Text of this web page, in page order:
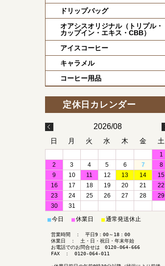
ドリップバッグ
オアシスオリジナル（トリプル・
カップイン・エキス・CBB）
アイスコーヒー
キャラメル
コーヒー用品
2026/08
日 月 火 水 木 金 土
1
2
3 4 5 6 7
8
9
10 11 12 13 14
15
16
17 18 19 20 21
22
23
24 25 26 27 28
29
30
31
■今日 ■休業日 ■通常発送休止
営業時間 ： 平日9：00～18：00
休業日 ： 土・日・祝日・年末年始
お電話でのお問合せは 0120-064-666
FAX ： 0120-064-011